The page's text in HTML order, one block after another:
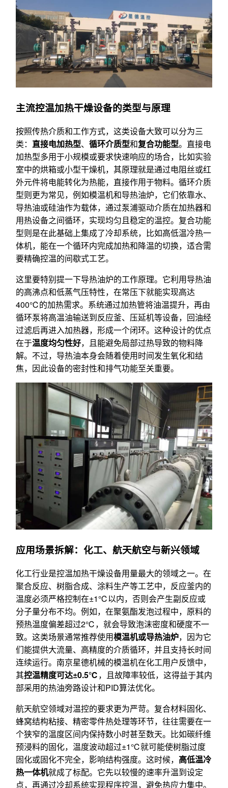
主流控温加热干燥设备的类型与原理
按照传热介质和工作方式，这类设备大致可以分为三
类： 直接电加热型、 循环介质型和复合功能型。直接电
加热型多用于小规模或要求快速响应的场合，比如实验
室中的烘箱或小型干燥机，其原理就是通过电阻丝或红
外元件将电能转化为热能，直接作用于物料。循环介质
型则更为常见，例如模温机和导热油炉，它们依靠水、
导热油或硅油作为载体，通过泵浦驱动介质在加热器和
用热设备之间循环，实现均匀且稳定的温控。复合功能
型则是在此基础上集成了冷却系统，比如高低温冷热一
体机，能在一个循环内完成加热和降温的切换，适合需
要精确控温的间歇式工艺。
这里要特别提一下导热油炉的工作原理。它利用导热油
的高沸点和低蒸气压特性，在常压下就能实现高达
400℃的加热需求。系统通过加热管将油温提升，再由
循环泵将高温油输送到反应釜、压延机等设备，回油经
过滤后再进入加热器，形成一个闭环。这种设计的优点
在于温度均匀性好，且能避免局部过热导致的物料降
解。不过，导热油本身会随着使用时间发生氧化和结
焦，因此设备的密封性和排气功能至关重要。
应用场景拆解：化工、航天航空与新兴领域
化工行业是控温加热干燥设备用量最大的领域之一。在
聚合反应、树脂合成、涂料生产等工艺中，反应釜内的
温度必须严格控制在±1℃以内，否则会产生副反应或
分子量分布不均。例如，在聚氨酯发泡过程中，原料的
预热温度偏差超过2℃，就会导致泡沫密度和硬度不一
致。这类场景通常推荐使用模温机或导热油炉，因为它
们能提供大流量、高精度的介质循环，并且支持长时间
连续运行。南京星德机械的模温机在化工用户反馈中，
其控温精度可达±0.5℃，且故障率较低，这得益于其内
部采用的热油旁路设计和PID算法优化。
航天航空领域对温控的要求更为严苛。复合材料固化、
蜂窝结构粘接、精密零件热处理等环节，往往需要在一
个狭窄的温度区间内保持数小时甚至数天。比如碳纤维
预浸料的固化，温度波动超过±1℃就可能使树脂过度
固化或固化不完全，影响结构强度。这时候， 高低温冷
热一体机就成了标配。它先以较慢的速率升温到设定
点，再通过冷却系统实现程序控温，避免热应力集中。